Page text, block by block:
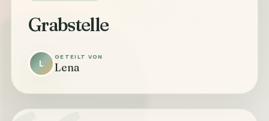
Grabstelle
L
GETEILT VON
Lena